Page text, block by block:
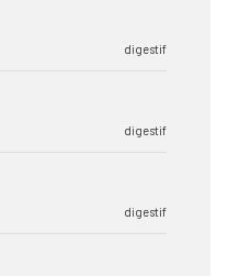
digestif
digestif
digestif